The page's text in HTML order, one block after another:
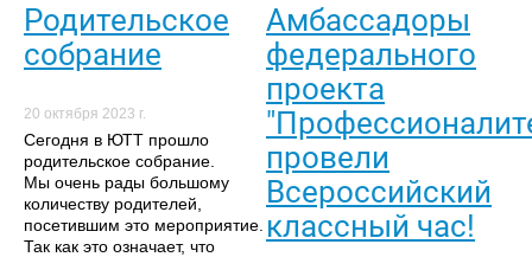
Родительское
собрание
20 октября 2023 г.
Сегодня в ЮТТ прошло
родительское собрание.
Мы очень рады большому
количеству родителей,
посетившим это мероприятие.
Так как это означает, что
Амбассадоры
федерального
проекта
провели
Всероссийский
классный час!